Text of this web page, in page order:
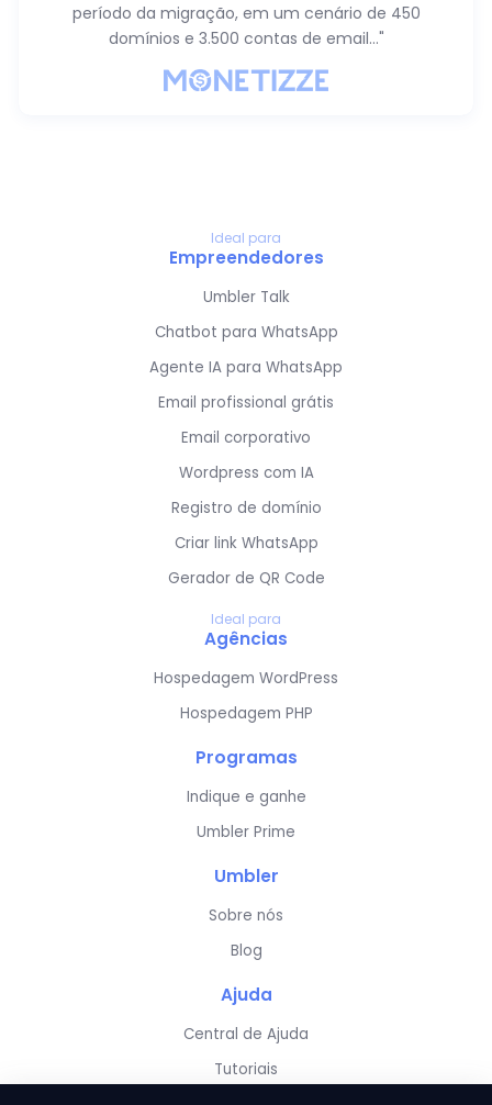
período da migração, em um cenário de 450
domínios e 3.500 contas de email..."
Ideal para
Empreendedores
Umbler Talk
Chatbot para WhatsApp
Agente IA para WhatsApp
Email profissional grátis
Email corporativo
Wordpress com IA
Registro de domínio
Criar link WhatsApp
Gerador de QR Code
Ideal para
Agências
Hospedagem WordPress
Hospedagem PHP
Programas
Indique e ganhe
Umbler Prime
Umbler
Sobre nós
Blog
Ajuda
Central de Ajuda
Tutoriais